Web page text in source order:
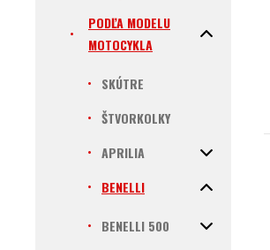
PODĽA MODELU
MOTOCYKLA
SKÚTRE
ŠTVORKOLKY
APRILIA
BENELLI
BENELLI 500